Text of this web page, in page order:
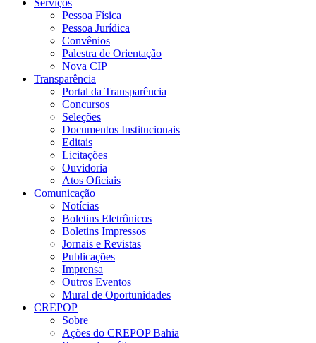
Serviços
Pessoa Física
Pessoa Jurídica
Convênios
Palestra de Orientação
Nova CIP
Transparência
Portal da Transparência
Concursos
Seleções
Documentos Institucionais
Editais
Licitações
Ouvidoria
Atos Oficiais
Comunicação
Notícias
Boletins Eletrônicos
Boletins Impressos
Jornais e Revistas
Publicações
Imprensa
Outros Eventos
Mural de Oportunidades
CREPOP
Sobre
Ações do CREPOP Bahia